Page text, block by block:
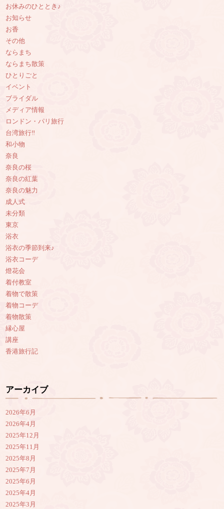
お休みのひととき♪
お知らせ
お香
その他
ならまち
ならまち散策
ひとりごと
イベント
ブライダル
メディア情報
ロンドン・パリ旅行
台湾旅行‼︎
和小物
奈良
奈良の桜
奈良の紅葉
奈良の魅力
成人式
未分類
東京
浴衣
浴衣の季節到来♪
浴衣コーデ
燈花会
着付教室
着物で散策
着物コーデ
着物散策
縁心屋
講座
香港旅行記
アーカイブ
2026年6月
2026年4月
2025年12月
2025年11月
2025年8月
2025年7月
2025年6月
2025年4月
2025年3月